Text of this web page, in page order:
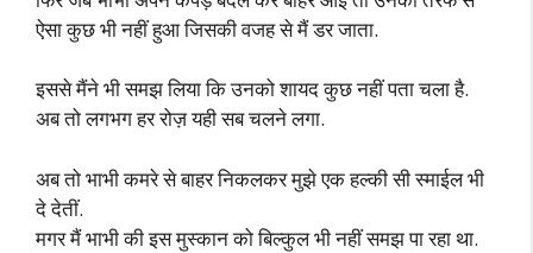
ऐसा कुछ भी नहीं हुआ जिसकी वजह से मैं डर जाता.
इससे मैंने भी समझ लिया कि उनको शायद कुछ नहीं पता चला है.
अब तो लगभग हर रोज़ यही सब चलने लगा.
अब तो भाभी कमरे से बाहर निकलकर मुझे एक हल्की सी स्माईल भी
दे देतीं.
मगर मैं भाभी की इस मुस्कान को बिल्कुल भी नहीं समझ पा रहा था.